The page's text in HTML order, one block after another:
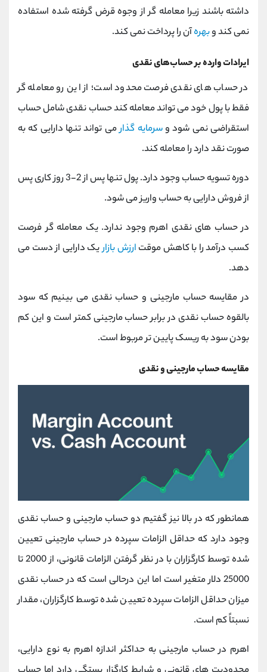
داشته باشند زیرا معامله ‌گر از وجوه قرض ‌گرفته شده استفاده
نمی ‌کند وبهرهآن را پرداخت نمی‌ کند.
ایرادات وارده بر حساب‌های نقدی
در حساب های نقدی فرصت محدود است؛ از این رو معامله گر
فقط با پول خود می تواند معامله کند حساب نقدی شامل حساب
استقراضی نمی شود وسرمایه گذارمی تواند تنها دارایی که به
صورت نقد دارد را معامله کند.
دوره تسویه حساب وجود دارد. پول تنها پس از 2-3 روز کاری پس
از فروش دارایی به حساب واریز می ‌شود.
در حساب های نقدی اهرم وجود ندارد. یک معامله گر فرصت
کسب درآمد را با کاهش موقت ارزش بازاریک دارایی از دست می
‌دهد.
در مقایسه حساب مارجینی و حساب نقدی می بینیم که سود
بالقوه حساب نقدی در برابر حساب مارجینی کمتر است و این کم
بودن سود به ریسک پایین تر مربوط است.
مقایسه حساب مارجینی و نقدی
همانطور که در بالا نیز گفتیم دو حساب مارجینی و حساب نقدی
وجود دارد که حداقل الزامات سپرده در حساب مارجینی تعیین
شده توسط کارگزاران با در نظر گرفتن الزامات قانونی، از 2000 تا
25000 دلار متغیر است اما این درحالی است که در حساب نقدی
میزان حداقل الزامات سپرده تعیین شده توسط کارگزاران، مقدار
نسبتاً کم است.
اهرم در حساب مارجینی به حداکثر اندازه اهرم به نوع دارایی،